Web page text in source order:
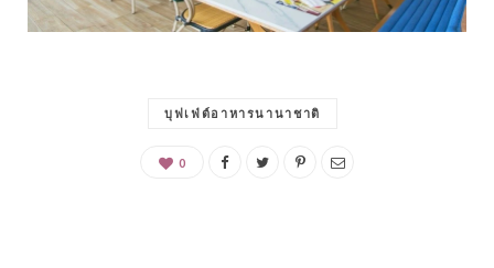
บุฟเฟ่ต์อาหารนานาชาติ
0